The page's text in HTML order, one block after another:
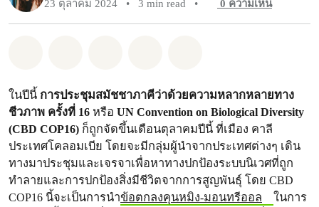
23 ตุลาคม 2024
• 3 min read • 0 ความเห็น
ในปีนี้ การประชุมสมัชชาภาคีว่าด้วยความหลากหลายทาง
ชีวภาพ ครั้งที่ 16 หรือ UN Convention on Biological Diversity
(CBD COP16) ก็ถูกจัดขึ้นเดือนตุลาคมปีนี้ ที่เมือง คาลี
ประเทศโคลอมเบีย โดยจะมีกลุ่มผู้นำจากประเทศต่างๆ เดิน
ทางมาประชุมและเจรจาเพื่อหาทางปกป้องระบบนิเวศที่ถูก
ทำลายและการปกป้องสิ่งมีชีวิตจากการสูญพันธุ์ โดย CBD
COP16 นี้จะเป็นการนำข้อตกลงคุนหมิง-มอนทรีออล
ในการ